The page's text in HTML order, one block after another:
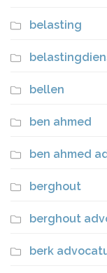
belasting
bellen
ben ahmed
ben ahmed
berghout
berghout
berk